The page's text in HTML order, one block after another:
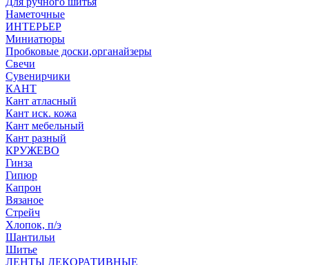
Наметочные
ИНТЕРЬЕР
Миниатюры
Пробковые доски,органайзеры
Свечи
Сувенирчики
КАНТ
Кант атласный
Кант иск. кожа
Кант мебельный
Кант разный
КРУЖЕВО
Гинза
Гипюр
Капрон
Вязаное
Стрейч
Хлопок, п/э
Шантильи
Шитье
ЛЕНТЫ ДЕКОРАТИВНЫЕ